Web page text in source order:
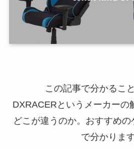
この記事で分かるこ
DXRACERというメーカーの
どこが違うのか。おすすめの
で分かります